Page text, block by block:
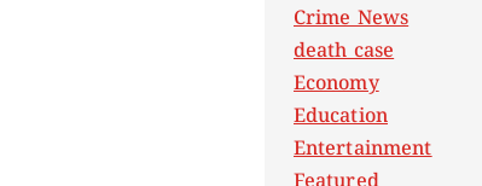
Crime News
death case
Economy
Education
Entertainment